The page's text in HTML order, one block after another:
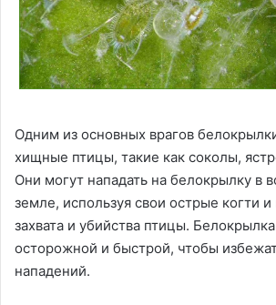
Одним из основных врагов
хищные птицы, такие как соколы,
Они могут нападать на белокрылку в
земле, используя свои острые когти
захвата и убийства птицы.
осторожной и быстрой, чтобы
нападений.